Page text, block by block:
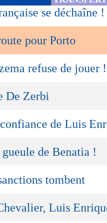
se déchaîne !
pour Porto
refuse de jouer !
De Zerbi
de Luis
de Benatia !
tombent
Luis